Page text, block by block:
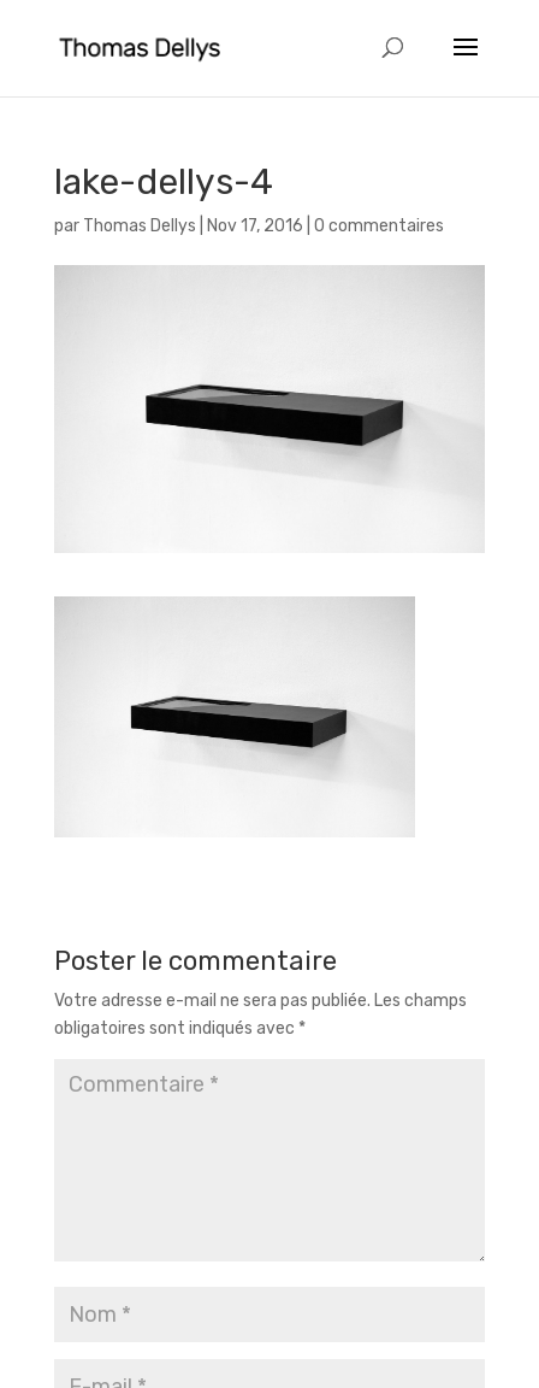
lake-dellys-4
par Thomas Dellys Nov 17, 2016 0 commentaires
Poster le commentaire
Votre adresse e-mail ne sera pas publiée. Les champs
obligatoires sont indiqués avec *